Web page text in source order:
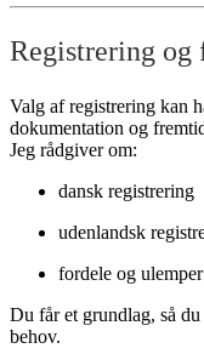
Registrering og
Valg af registrering kan
dokumentation og
Jeg rådgiver om:
dansk registrering
udenlandsk
fordele og
Du får et grundlag, så
behov.